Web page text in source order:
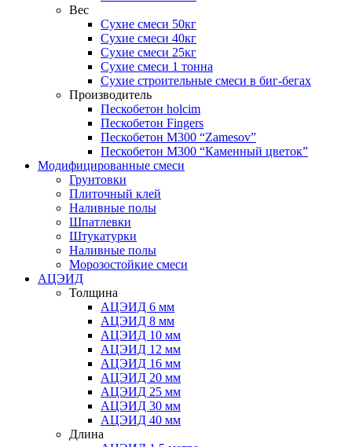
Вес
Сухие смеси 50кг
Сухие смеси 40кг
Сухие смеси 25кг
Сухие смеси 1 тонна
Сухие строительные смеси в биг-бегах
Производитель
Пескобетон holcim
Пескобетон Fingers
Пескобетон М300 “Zamesov”
Пескобетон М300 “Каменный цветок”
Модифицированные смеси
Грунтовки
Плиточный клей
Наливные полы
Шпатлевки
Штукатурки
Наливные полы
Морозостойкие смеси
АЦЭИД
Толщина
АЦЭИД 6 мм
АЦЭИД 8 мм
АЦЭИД 10 мм
АЦЭИД 12 мм
АЦЭИД 16 мм
АЦЭИД 20 мм
АЦЭИД 25 мм
АЦЭИД 30 мм
АЦЭИД 40 мм
Длина